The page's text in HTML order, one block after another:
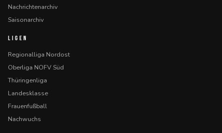
Nachrichtenarchiv
Saisonarchiv
LIGEN
Regionalliga Nordost
Oberliga NOFV Süd
Thüringenliga
Landesklasse
Frauenfußball
Nachwuchs